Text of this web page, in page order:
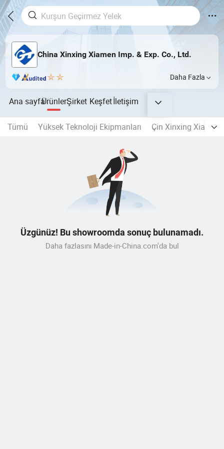
China Xinxing Xiamen Imp. & Exp. Co., Ltd.
Daha Fazla
Ana sayfaÜrünlerŞirket Keşfetİletişim
Tümü Yüksek Teknoloji Ekipmanları Çin Xinxing Xiamen
Üzgünüz! Bu showroomda sonuç bulunamadı.
Daha fazlasını Made-in-China.com'da bul